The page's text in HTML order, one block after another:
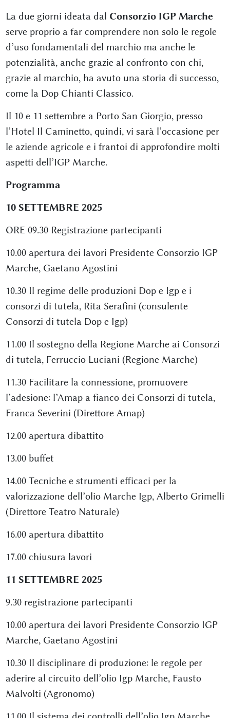
La due giorni ideata dal Consorzio IGP Marche
serve proprio a far comprendere non solo le regole
d’uso fondamentali del marchio ma anche le
potenzialità, anche grazie al confronto con chi,
grazie al marchio, ha avuto una storia di successo,
come la Dop Chianti Classico.
Il 10 e 11 settembre a Porto San Giorgio, presso
l’Hotel Il Caminetto, quindi, vi sarà l’occasione per
le aziende agricole e i frantoi di approfondire molti
aspetti dell’IGP Marche.
Programma
10 SETTEMBRE 2025
ORE 09.30 Registrazione partecipanti
10.00 apertura dei lavori Presidente Consorzio IGP
Marche, Gaetano Agostini
10.30 Il regime delle produzioni Dop e Igp e i
consorzi di tutela, Rita Serafini (consulente
Consorzi di tutela Dop e Igp)
11.00 Il sostegno della Regione Marche ai Consorzi
di tutela, Ferruccio Luciani (Regione Marche)
11.30 Facilitare la connessione, promuovere
l’adesione: l’Amap a fianco dei Consorzi di tutela,
Franca Severini (Direttore Amap)
12.00 apertura dibattito
13.00 buffet
14.00 Tecniche e strumenti efficaci per la
valorizzazione dell’olio Marche Igp, Alberto Grimelli
(Direttore Teatro Naturale)
16.00 apertura dibattito
17.00 chiusura lavori
11 SETTEMBRE 2025
9.30 registrazione partecipanti
10.00 apertura dei lavori Presidente Consorzio IGP
Marche, Gaetano Agostini
10.30 Il disciplinare di produzione: le regole per
aderire al circuito dell’olio Igp Marche, Fausto
Malvolti (Agronomo)